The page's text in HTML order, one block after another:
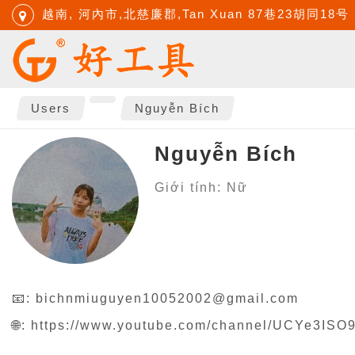
越南, 河內市,北慈廉郡,Tan Xuan 87巷23胡同18号
Users Nguyễn Bích
Nguyễn Bích
Giới tính: Nữ
📧:
bichnmiuguyen10052002@gmail.com
🌐:
https://www.youtube.com/channel/